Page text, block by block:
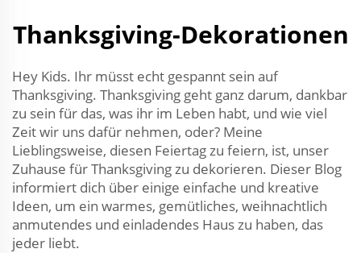
Thanksgiving-Dekorationen
Hey Kids. Ihr müsst echt gespannt sein auf
Thanksgiving. Thanksgiving geht ganz darum, dankbar
zu sein für das, was ihr im Leben habt, und wie viel
Zeit wir uns dafür nehmen, oder? Meine
Lieblingsweise, diesen Feiertag zu feiern, ist, unser
Zuhause für Thanksgiving zu dekorieren. Dieser Blog
informiert dich über einige einfache und kreative
Ideen, um ein warmes, gemütliches, weihnachtlich
anmutendes und einladendes Haus zu haben, das
jeder liebt.